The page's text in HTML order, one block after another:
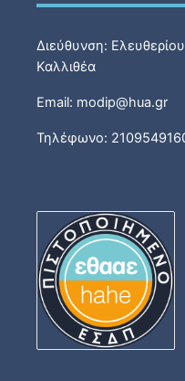
Διεύθυνση:
Καλλιθέα
Email: modip@hua.gr
Τηλέφωνο: